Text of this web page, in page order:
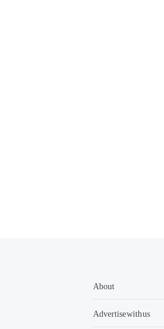
About
Advertise with us